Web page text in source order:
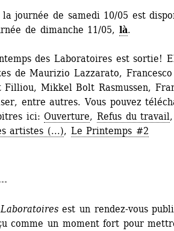
journée de samedi 10/05 est
de dimanche 11/05, là.
des Laboratoires est sortie!
de Maurizio Lazzarato, Francesco
Filliou, Mikkel Bolt Rasmussen,
entre autres. Vous pouvez
ici: Ouverture, Refus du travail
artistes (...), Le Printemps #2
est un rendez-vous
comme un moment fort pour